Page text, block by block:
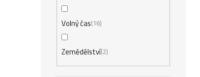
Volný čas 16
Zemědělství2